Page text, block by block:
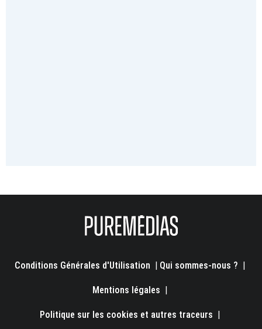
Conditions Générales d'Utilisation | Qui sommes-nous ? |
Mentions légales |
Politique sur les cookies et autres traceurs |